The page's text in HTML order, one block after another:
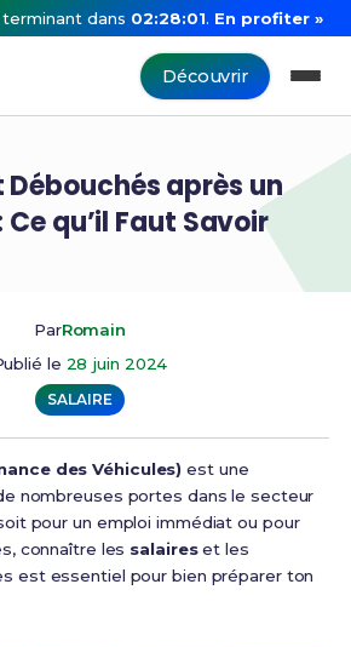
dans 02:28:01. En profiter »
Découvrir
Débouchés après un
Ce qu’il Faut Savoir
ParRomain
le 28 juin 2024
SALAIRE
des Véhicules) est une
nombreuses portes dans le secteur
pour un emploi immédiat ou pour
connaître les salaireset les
est essentiel pour bien préparer ton